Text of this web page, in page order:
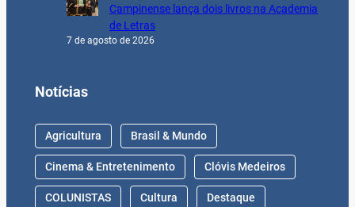
Campinense lança dois livros na Academia
de Letras
7 de agosto de 2026
Notícias
Agricultura Brasil & Mundo
Cinema & Entretenimento Clóvis Medeiros
COLUNISTAS Cultura Destaque